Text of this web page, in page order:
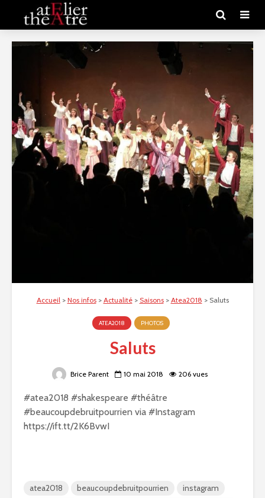
Accueil> Nos infos> Actualité> Saisons> Atea2018 > Saluts
ATEA2018 PHOTOS
Saluts
Brice Parent 10 mai 2018 206 vues
#atea2018 #shakespeare #théâtre
#beaucoupdebruitpourrien via #Instagram
https://ift.tt/2K6BvwI
atea2018 beaucoupdebruitpourrien
instagram